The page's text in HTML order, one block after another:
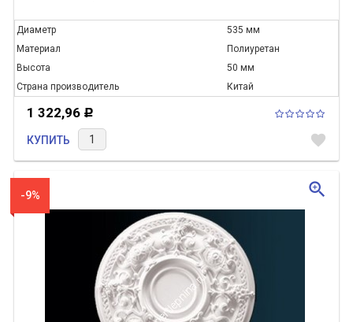
Диаметр
535 мм
Материал
Полиуретан
Высота
50 мм
Страна производитель
Китай
1 322,96 Р
КУПИТЬ favorite
-9% zoom_in